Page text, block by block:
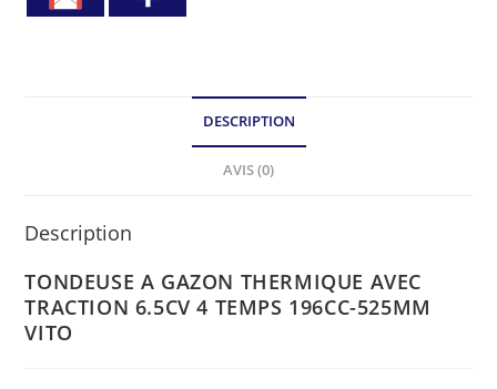
DESCRIPTION
AVIS (0)
Description
TONDEUSE A GAZON THERMIQUE AVEC
TRACTION 6.5CV 4 TEMPS 196CC-525MM
VITO